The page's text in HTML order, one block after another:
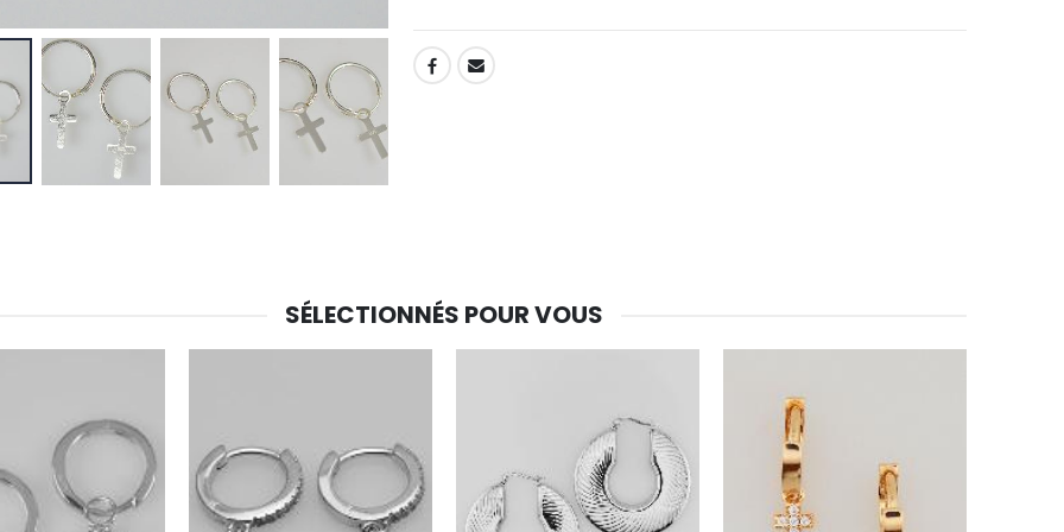
-30%
Une bougie 150 gr et votre Prière déposées à Lourdes
€10.00 €7.00
-20%
6 Bougies Teintées Masse Couleur Blanche
€6.00
-20%
SHARE:
SÉLECTIONNÉS POUR VOUS